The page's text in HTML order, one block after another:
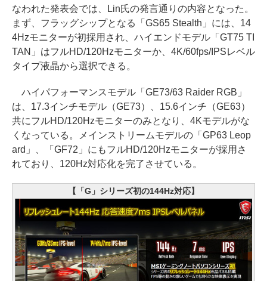
なわれた発表会では、Lin氏の発言通りの内容となった。
まず、フラッグシップとなる「GS65 Stealth」には、14
4Hzモニターが初採用され、ハイエンドモデル「GT75 TI
TAN」はフルHD/120Hzモニターか、4K/60fps/IPSレベル
タイプ液晶から選択できる。
ハイパフォーマンスモデル「GE73/63 Raider RGB」
は、17.3インチモデル（GE73）、15.6インチ（GE63）
共にフルHD/120Hzモニターのみとなり、4Kモデルがな
くなっている。メインストリームモデルの「GP63 Leop
ard」、「GF72」にもフルHD/120Hzモニターが採用さ
れており、120Hz対応化を完了させている。
【「G」シリーズ初の144Hz対応】